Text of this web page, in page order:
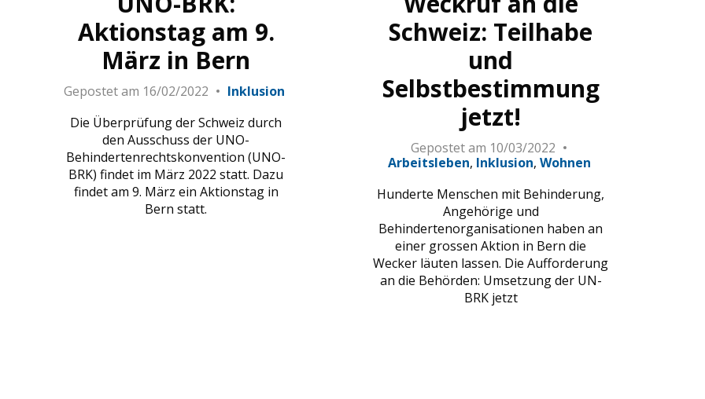
Aktionstag am 9.
März in Bern
Gepostet am 16/02/2022
Inklusion
Die Überprüfung der Schweiz durch
den Ausschuss der UNO-
Behindertenrechtskonvention (UNO-
BRK) findet im März 2022 statt. Dazu
findet am 9. März ein Aktionstag in
Bern statt.
Schweiz: Teilhabe
und
Selbstbestimmung
jetzt!
Gepostet am 10/03/2022
Arbeitsleben Inklusion Wohnen
Hunderte Menschen mit Behinderung,
Angehörige und
Behindertenorganisationen haben an
einer grossen Aktion in Bern die
Wecker läuten lassen. Die Aufforderung
an die Behörden: Umsetzung der UN-
BRK jetzt